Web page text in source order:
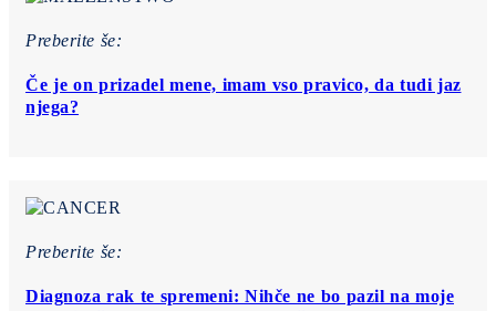
Preberite še:
Če je on prizadel mene, imam vso pravico, da tudi jaz
njega?
Preberite še:
Diagnoza rak te spremeni: Nihče ne bo pazil na moje